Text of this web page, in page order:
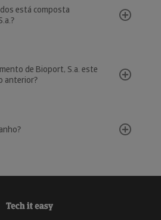
está composta
de Bioport, S.a. este
anterior?